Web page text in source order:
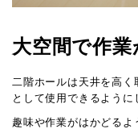
大空間で作
二階ホールは天井を高
として使用できるように
趣味や作業がはかどるよ